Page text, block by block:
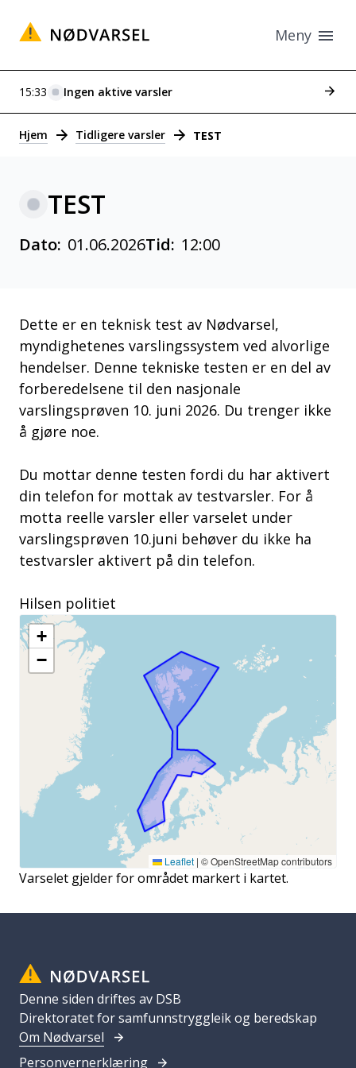
Meny
Varsler
15:33 Ingen aktive varsler Se
Hjem Tidligere varsler TEST
TEST
Dato: 01.06.2026Tid: 12:00
Dette er en teknisk test av Nødvarsel,
myndighetenes varslingssystem ved alvorlige
hendelser. Denne tekniske testen er en del av
forberedelsene til den nasjonale
varslingsprøven 10. juni 2026. Du trenger ikke
å gjøre noe.
Du mottar denne testen fordi du har aktivert
din telefon for mottak av testvarsler. For å
motta reelle varsler eller varselet under
varslingsprøven 10.juni behøver du ikke ha
testvarsler aktivert på din telefon.
Hilsen politiet
+
−
Leaflet | © OpenStreetMap contributors
Varselet gjelder for området markert i kartet.
Denne siden driftes av DSB
Direktoratet for samfunnstryggleik og beredskap
Om Nødvarsel
Personvernerklæring